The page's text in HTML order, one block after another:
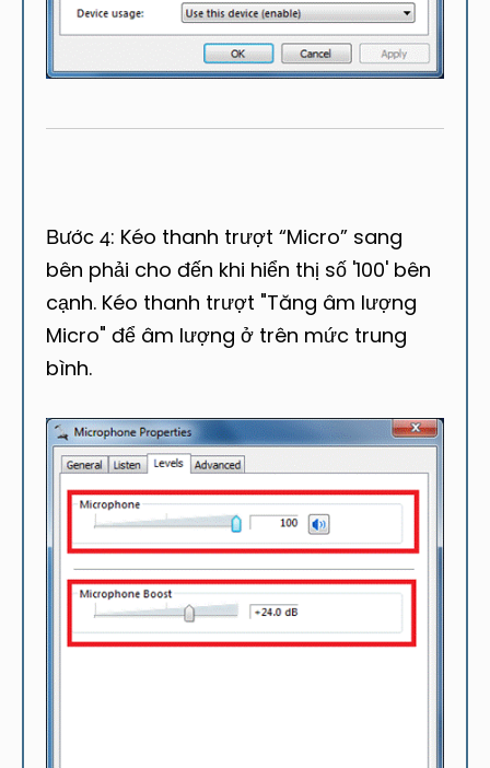
Bước 4: Kéo thanh trượt “Micro” sang
bên phải cho đến khi hiển thị số '100' bên
cạnh. Kéo thanh trượt "Tăng âm lượng
Micro" để âm lượng ở trên mức trung
bình.